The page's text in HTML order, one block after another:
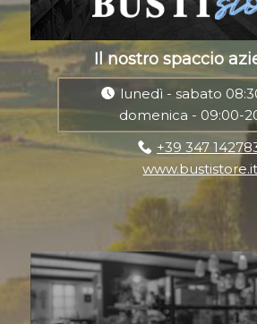
Il nostro spaccio
lunedì - sabato
domenica - 09:00-
+39 347
www.bustistore.it